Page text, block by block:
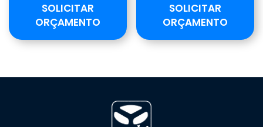
SOLICITAR
ORÇAMENTO
SOLICITAR
ORÇAMENTO